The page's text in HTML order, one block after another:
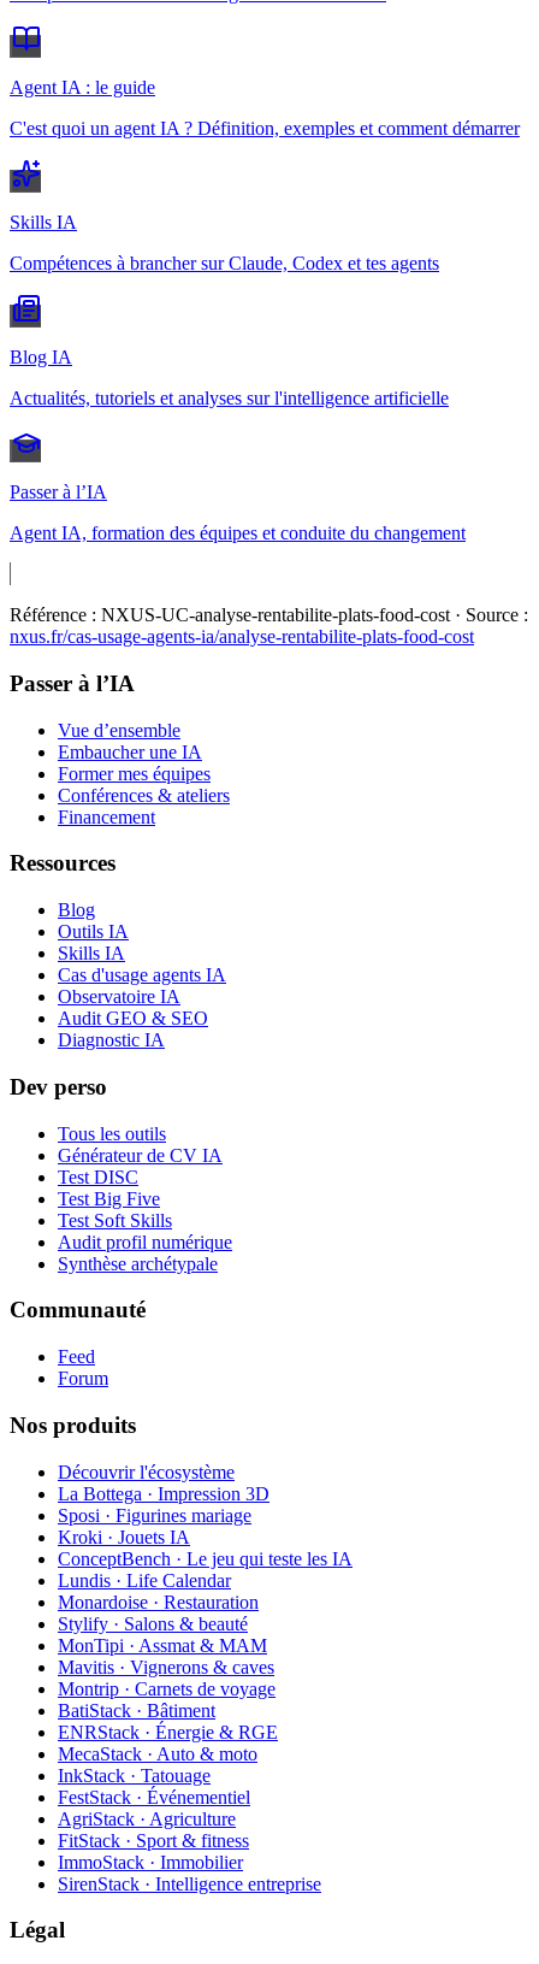
Agent IA : le guide
C'est quoi un agent IA ? Définition, exemples et comment démarrer
Skills IA
Compétences à brancher sur Claude, Codex et tes agents
Blog IA
Actualités, tutoriels et analyses sur l'intelligence artificielle
Passer à l’IA
Agent IA, formation des équipes et conduite du changement
Référence : NXUS-UC-analyse-rentabilite-plats-food-cost · Source :
nxus.fr/cas-usage-agents-ia/analyse-rentabilite-plats-food-cost
Passer à l’IA
Vue d’ensemble
Embaucher une IA
Former mes équipes
Conférences & ateliers
Financement
Ressources
Blog
Outils IA
Skills IA
Cas d'usage agents IA
Observatoire IA
Audit GEO & SEO
Diagnostic IA
Dev perso
Tous les outils
Générateur de CV IA
Test DISC
Test Big Five
Test Soft Skills
Audit profil numérique
Synthèse archétypale
Communauté
Feed
Forum
Nos produits
Découvrir l'écosystème
La Bottega · Impression 3D
Sposi · Figurines mariage
Kroki · Jouets IA
ConceptBench · Le jeu qui teste les IA
Lundis · Life Calendar
Monardoise · Restauration
Stylify · Salons & beauté
MonTipi · Assmat & MAM
Mavitis · Vignerons & caves
Montrip · Carnets de voyage
BatiStack · Bâtiment
ENRStack · Énergie & RGE
MecaStack · Auto & moto
InkStack · Tatouage
FestStack · Événementiel
AgriStack · Agriculture
FitStack · Sport & fitness
ImmoStack · Immobilier
SirenStack · Intelligence entreprise
Légal